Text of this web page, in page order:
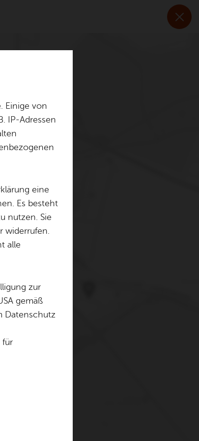
Cookies und
Informationen
Einige von
IP-Adressen
eine
Es besteht
nutzen. Sie
widerrufen.
alle
zur
gemäß
Datenschutz
für